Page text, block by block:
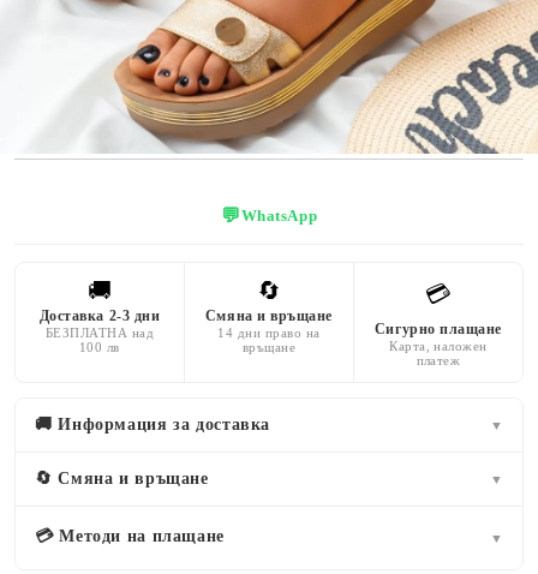
златен
МАТЕРИАЛ
Екологична
кожа
ВИСОЧИНА
НА
ПОДМЕТКАТА
4 CM
💬WhatsApp
🚚
Доставка 2-3 дни
БЕЗПЛАТНА над
100 лв
🔄
Смяна и връщане
14 дни право на
връщане
💳
Сигурно плащане
Карта, наложен
платеж
🚚 Информация за доставка ▼
🔄 Смяна и връщане ▼
💳 Методи на плащане ▼